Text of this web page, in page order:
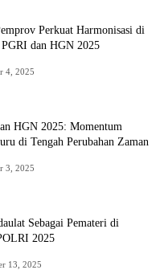
Perkuat Harmonisasi di
dan HGN 2025
4, 2025
HGN 2025: Momentum
di Tengah Perubahan Zaman
3, 2025
Sebagai Pemateri di
2025
13, 2025